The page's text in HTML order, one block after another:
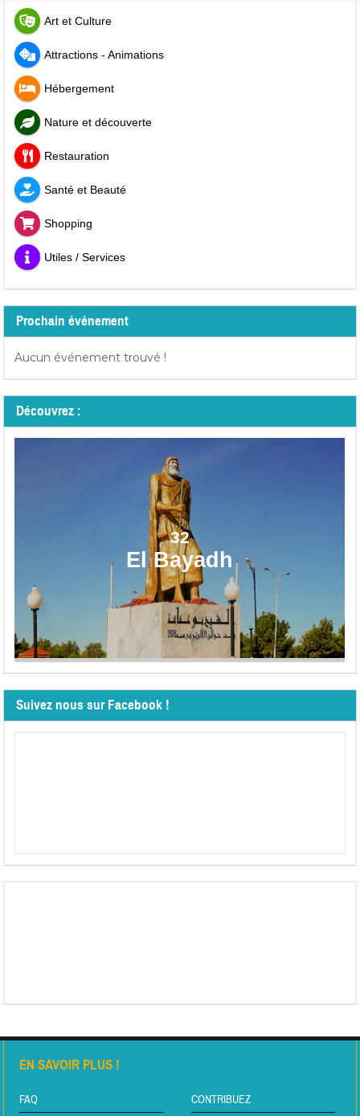
Art et Culture
Attractions - Animations
Hébergement
Nature et découverte
Restauration
Santé et Beauté
Shopping
Utiles / Services
Prochain événement
Aucun événement trouvé !
Découvrez :
32
El Bayadh
Suivez nous sur Facebook !
EN SAVOIR PLUS !
FAQ CONTRIBUEZ